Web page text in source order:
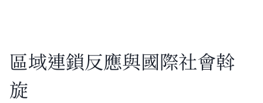
區域連鎖反應與國際社會斡
旋